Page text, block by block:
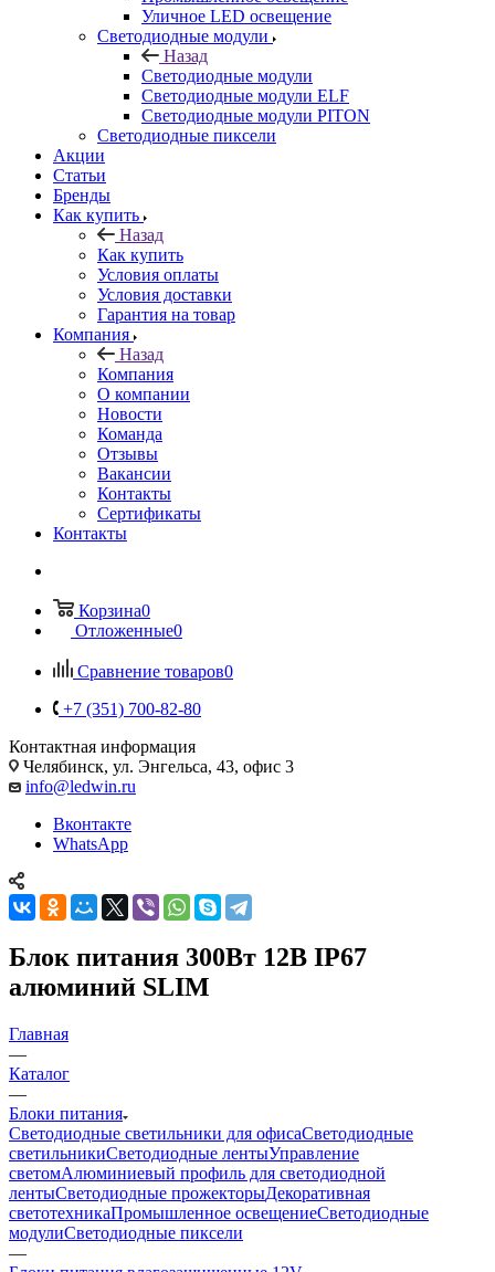
Уличное LED освещение
Светодиодные модули
Назад
Светодиодные модули
Светодиодные модули ELF
Светодиодные модули PITON
Светодиодные пиксели
Акции
Статьи
Бренды
Как купить
Назад
Как купить
Условия оплаты
Условия доставки
Гарантия на товар
Компания
Назад
Компания
О компании
Новости
Команда
Отзывы
Вакансии
Контакты
Сертификаты
Контакты
Корзина0
Отложенные0
Сравнение товаров0
+7 (351) 700-82-80
Контактная информация
Челябинск, ул. Энгельса, 43, офис 3
info@ledwin.ru
Вконтакте
WhatsApp
Блок питания 300Вт 12В IP67
алюминий SLIM
Главная
—
Каталог
—
Блоки питания
Светодиодные светильники для офисаСветодиодные
светильникиСветодиодные лентыУправление
светомАлюминиевый профиль для светодиодной
лентыСветодиодные прожекторыДекоративная
светотехникаПромышленное освещениеСветодиодные
модулиСветодиодные пиксели
—